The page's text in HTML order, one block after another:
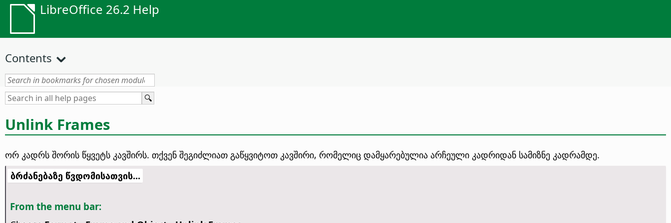
LibreOffice 26.2 Help
Contents
Unlink Frames
ორ კადრს შორის წყვეტს კავშირს. თქვენ შეგიძლიათ გაწყვიტოთ კავშირი, რომელიც დამყარებულია არჩეული კადრიდან სამიზნე კადრამდე.
ბრძანებაზე წვდომისათვის...
From the menu bar: